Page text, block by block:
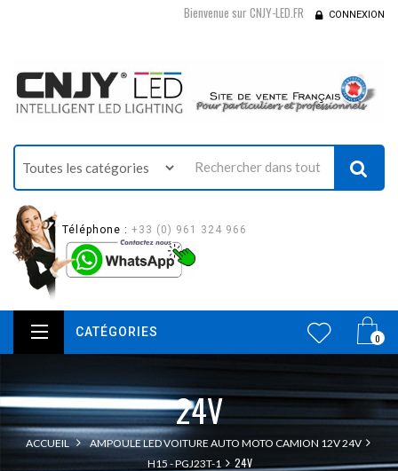
Bienvenue sur CNJY-LED.FR CONNEXION
Téléphone : +33 (0) 961 324 966
0
CATÉGORIES
24V
ACCUEIL
AMPOULE LED VOITURE AUTO MOTO CAMION 12V 24V
H15 - PGJ23T-1
24V